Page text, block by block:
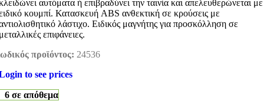
αυτόματα ή επιβραδύνει την ταινία και απελευθερώνεται με
κουμπί. Κατασκευή ABS ανθεκτική σε κρούσεις με
λάστιχο. Ειδικός μαγνήτης για προσκόλληση σε
επιφάνειες.
προϊόντος: 24536
to see prices
6 σε απόθεμα